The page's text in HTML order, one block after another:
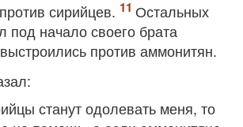
сирийцев.
Остальных
под начало своего брата
против аммонитян.
станут одолевать меня, то